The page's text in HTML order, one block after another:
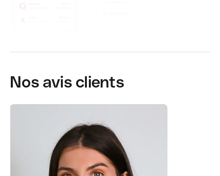
Nos avis clients